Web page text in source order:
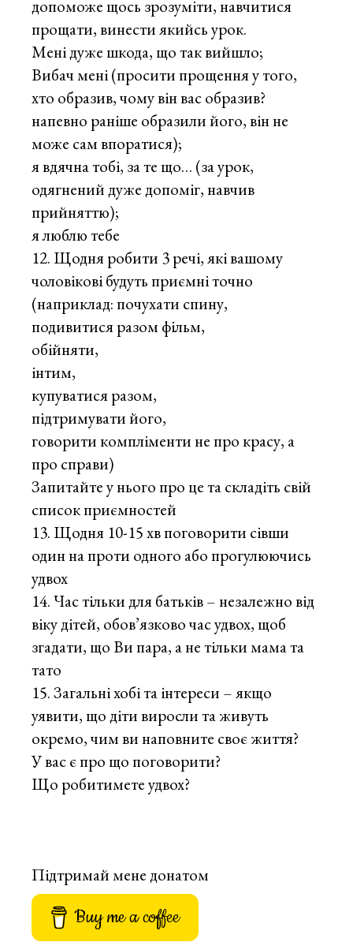
допоможе щось зрозуміти, навчитися
прощати, винести якийсь урок.
Мені дуже шкода, що так вийшло;
Вибач мені (просити прощення у того,
хто образив, чому він вас образив?
напевно раніше образили його, він не
може сам впоратися);
я вдячна тобі, за те що… (за урок,
одягнений дуже допоміг, навчив
прийняттю);
я люблю тебе
Щодня робити 3 речі, які вашому
чоловікові будуть приємні точно
(наприклад: почухати спину,
подивитися разом фільм,
обійняти,
інтим,
купуватися разом,
підтримувати його,
говорити компліменти не про красу, а
про справи)
Запитайте у нього про це та складіть свій
список приємностей
Щодня 10-15 хв поговорити сівши
один на проти одного або прогулюючись
удвох
Час тільки для батьків – незалежно від
віку дітей, обов’язково час удвох, щоб
згадати, що Ви пара, а не тільки мама та
тато
Загальні хобі та інтереси – якщо
уявити, що діти виросли та живуть
окремо, чим ви наповните своє життя?
У вас є про що поговорити?
Що робитимете удвох?
Підтримай мене донатом
Buy me a coffee